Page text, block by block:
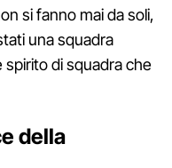
si fanno mai da soli,
una squadra
spirito di squadra che
della